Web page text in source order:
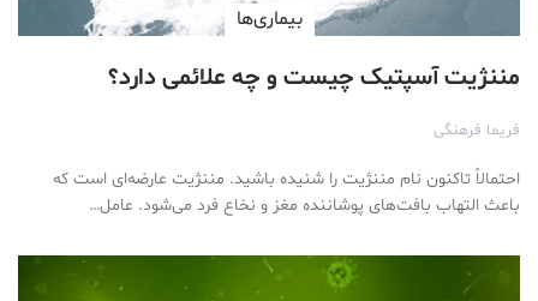
بیماری‌ها
مننژیت آسپتیک چیست و چه علائمی دارد؟
فریما فرهنگی
احتمالاً تاکنون نام مننژیت را شنیده باشید. مننژیت عارضه‌ای است که
باعث التهاب بافت‌های پوشاننده مغز و نخاع فرد می‌شود. عامل…